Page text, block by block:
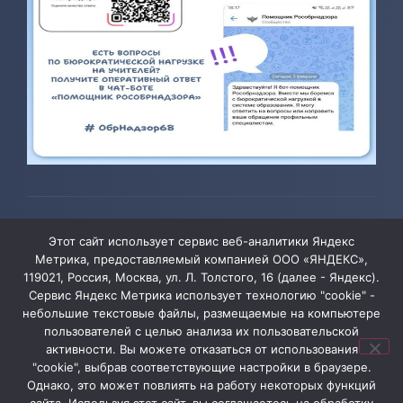
юношества»
Администрация сайта уведомляет, что информация,
содержащая персональные данные, размещена на
сайте ТОГБОУ ДО «Центр развития творчества детей
и юношества» в соответствии с Федеральным
Этот сайт использует сервис веб-аналитики Яндекс
Метрика, предоставляемый компанией ООО «ЯНДЕКС»,
119021, Россия, Москва, ул. Л. Толстого, 16 (далее - Яндекс).
Сервис Яндекс Метрика использует технологию "cookie" -
небольшие текстовые файлы, размещаемые на компьютере
пользователей с целью анализа их пользовательской
активности. Вы можете отказаться от использования
"cookie", выбрав соответствующие настройки в браузере.
Однако, это может повлиять на работу некоторых функций